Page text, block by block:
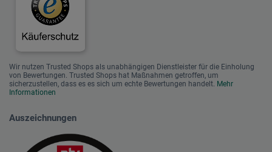
Wir nutzen Trusted Shops als unabhängigen Dienstleister für die Einholung
von Bewertungen. Trusted Shops hat Maßnahmen getroffen, um
sicherzustellen, dass es es sich um echte Bewertungen handelt. Mehr
Informationen
Auszeichnungen